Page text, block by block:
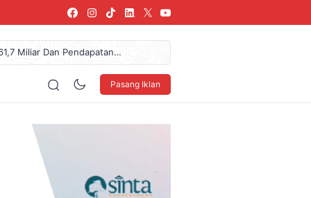
Miliar Dan Pendapatan
SPPG Karangturi
Donasi Rp36,57 Juta
Ke XXXV Di Makassar
Pasang Iklan